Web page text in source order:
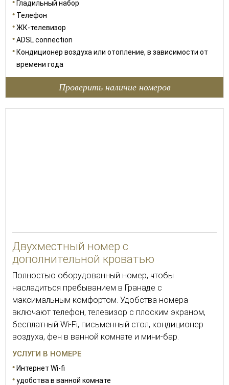
Гладильный набор
Телефон
ЖК-телевизор
ADSL connection
Кондиционер воздуха или отопление, в зависимости от
времени года
Проверить наличие номеров
Двухместный номер с
дополнительной кроватью
Полностью оборудованный номер, чтобы
насладиться пребыванием в Гранаде с
максимальным комфортом. Удобства номера
включают телефон, телевизор с плоским экраном,
бесплатный Wi-Fi, письменный стол, кондиционер
воздуха, фен в ванной комнате и мини-бар.
УСЛУГИ В НОМЕРЕ
Интернет Wi-fi
удобства в ванной комнате